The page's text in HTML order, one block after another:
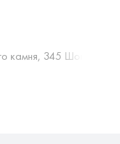
камня, 345 Шоколад